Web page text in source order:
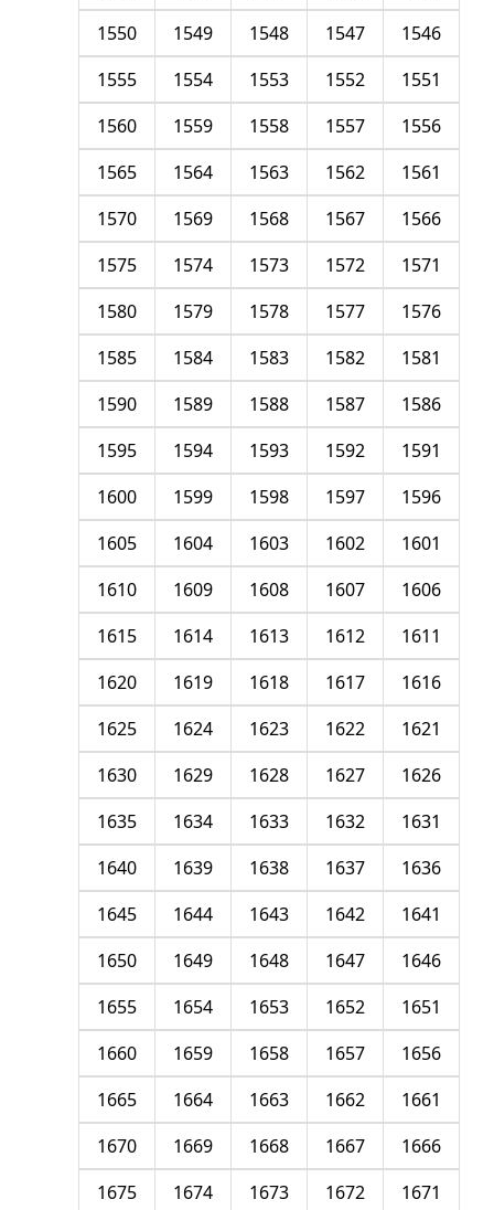
1546
1547
1548
1549
1550
1551
1552
1553
1554
1555
1556
1557
1558
1559
1560
1561
1562
1563
1564
1565
1566
1567
1568
1569
1570
1571
1572
1573
1574
1575
1576
1577
1578
1579
1580
1581
1582
1583
1584
1585
1586
1587
1588
1589
1590
1591
1592
1593
1594
1595
1596
1597
1598
1599
1600
1601
1602
1603
1604
1605
1606
1607
1608
1609
1610
1611
1612
1613
1614
1615
1616
1617
1618
1619
1620
1621
1622
1623
1624
1625
1626
1627
1628
1629
1630
1631
1632
1633
1634
1635
1636
1637
1638
1639
1640
1641
1642
1643
1644
1645
1646
1647
1648
1649
1650
1651
1652
1653
1654
1655
1656
1657
1658
1659
1660
1661
1662
1663
1664
1665
1666
1667
1668
1669
1670
1671
1672
1673
1674
1675